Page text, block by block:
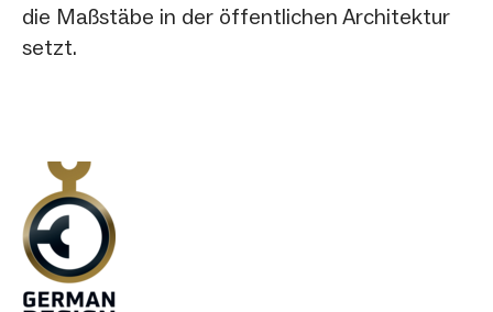
die Maßstäbe in der öffentlichen Architektur
setzt.